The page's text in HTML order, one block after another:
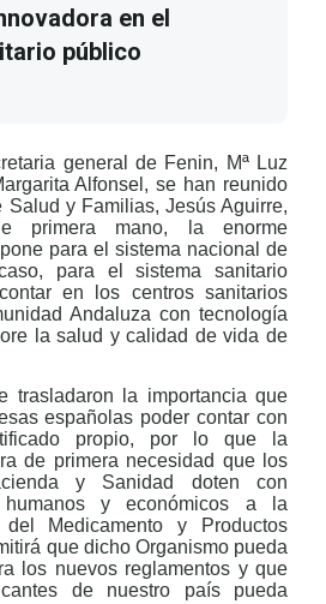
en el
público
general de Fenin, Mª Luz
Alfonsel, se han reunido
y Familias, Jesús Aguirre,
primera mano, la enorme
para el sistema nacional de
para el sistema sanitario
en los centros sanitarios
Andaluza con tecnología
la salud y calidad de vida de
trasladaron la importancia que
españolas poder contar con
propio, por lo que la
de primera necesidad que los
y Sanidad doten con
humanos y económicos a la
Medicamento y Productos
que dicho Organismo pueda
los nuevos reglamentos y que
de nuestro país pueda